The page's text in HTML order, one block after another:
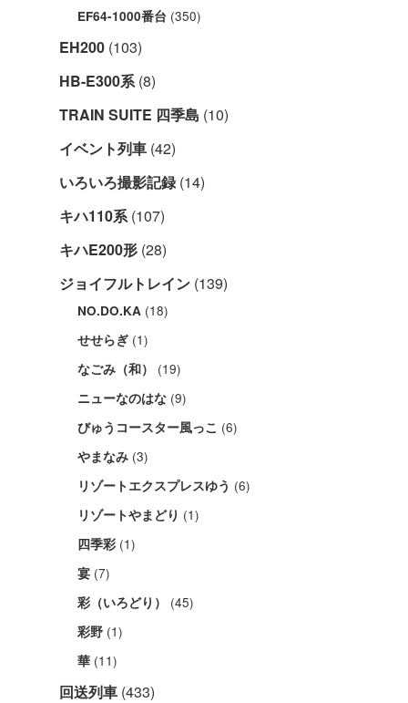
EF64-1000番台 (350)
EH200 (103)
HB-E300系(8)
TRAIN SUITE 四季島 (10)
イベント列車 (42)
いろいろ撮影記録(14)
キハ110系(107)
キハE200形 (28)
ジョイフルトレイン (139)
NO.DO.KA (18)
せせらぎ (1)
なごみ（和） (19)
ニューなのはな (9)
びゅうコースター風っこ (6)
やまなみ (3)
リゾートエクスプレスゆう (6)
リゾートやまどり (1)
四季彩 (1)
宴 (7)
彩（いろどり） (45)
彩野 (1)
華 (11)
回送列車 (433)